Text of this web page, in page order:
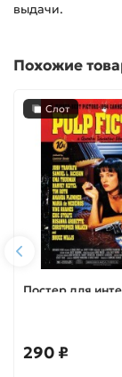
выдачи.
Похожие
Слот
Постер для
290 ₽